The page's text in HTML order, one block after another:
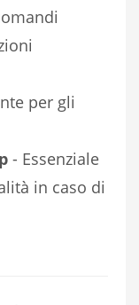
per gli
- Essenziale
in caso di